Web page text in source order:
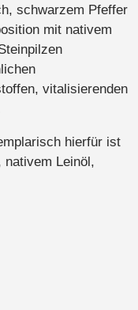
schwarzem Pfeffer
mit nativem
vitalisierenden
hierfür ist
Leinöl,